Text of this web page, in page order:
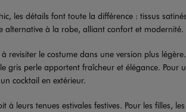
les détails font toute la différence : tissus
alternative à la robe, alliant confort et modernité.
revisiter le costume dans une version plus
gris perle apportent fraîcheur et élégance. Pour
cocktail en extérieur.
à leurs tenues estivales festives. Pour les filles, les